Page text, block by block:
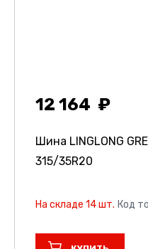
12 164
Шина LINGLONG
315/35R20
На складе 14 шт. Код